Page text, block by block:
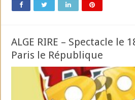
ALGE RIRE – Spectacle le
Paris le République